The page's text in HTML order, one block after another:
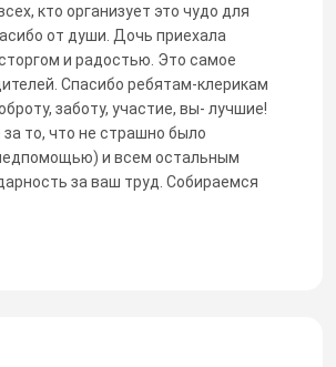
кто организует это чудо для
от души. Дочь приехала
и радостью. Это самое
Спасибо ребятам-клерикам
заботу, участие, вы- лучшие!
то, что не страшно было
и всем остальным
за ваш труд. Собираемся